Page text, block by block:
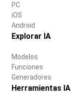
PC
iOS
Android
Explorar IA
Modelos
Funciones
Generadores
Herramientas IA